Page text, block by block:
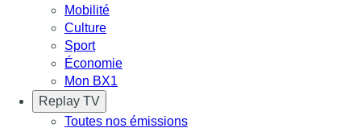
Mobilité
Culture
Sport
Économie
Mon BX1
Replay TV
Toutes nos émissions